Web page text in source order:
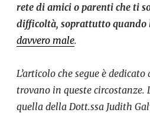
rete di amici o parenti che ti
difficoltà, soprattutto quando
davvero male.
L’articolo che segue è
trovano in queste circostanze.
quella della Dott.ssa Judith